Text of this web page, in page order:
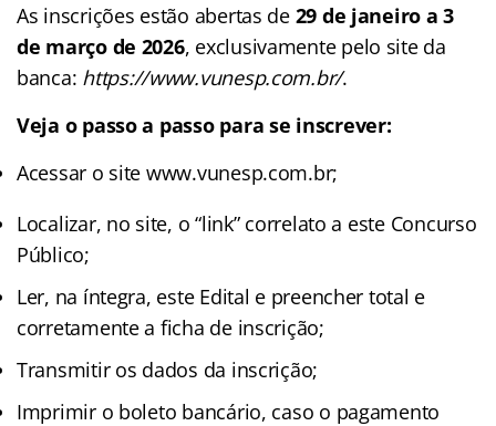
As inscrições estão abertas de29 de janeiro a 3
de março de 2026, exclusivamente pelo site da
banca: https://www.vunesp.com.br/.
Veja o passo a passo para se inscrever:
Acessar o site www.vunesp.com.br;
Localizar, no site, o “link” correlato a este Concurso
Público;
Ler, na íntegra, este Edital e preencher total e
corretamente a ficha de inscrição;
Transmitir os dados da inscrição;
Imprimir o boleto bancário, caso o pagamento